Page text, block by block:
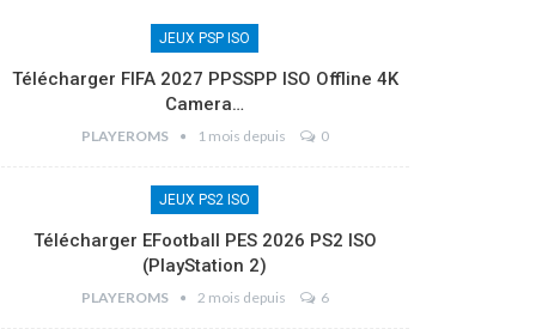
JEUX PSP ISO
Télécharger FIFA 2027 PPSSPP ISO Offline 4K
Camera…
PLAYEROMS 1 mois depuis 0
JEUX PS2 ISO
Télécharger EFootball PES 2026 PS2 ISO
(PlayStation 2)
PLAYEROMS 2 mois depuis 6